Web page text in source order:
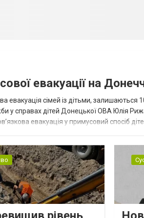
евакуації на
евакуація сімей із дітьми, залишаються
у справах дітей Донецької ОВА Юлія
евакуація у примусовий спосіб